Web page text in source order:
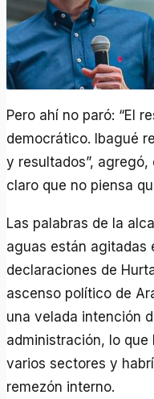
Pero ahí no paró: “El
democrático. Ibagué
y resultados”,
claro que no piensa
Las palabras de la
aguas están agitadas
declaraciones de
ascenso político de
una velada intención
administración, lo
varios sectores y
remezón interno.